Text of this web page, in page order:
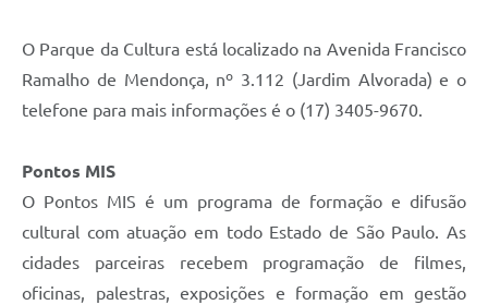
O Parque da Cultura está localizado na Avenida Francisco
Ramalho de Mendonça, nº 3.112 (Jardim Alvorada) e o
telefone para mais informações é o (17) 3405-9670.
Pontos MIS
O Pontos MIS é um programa de formação e difusão
cultural com atuação em todo Estado de São Paulo. As
cidades parceiras recebem programação de filmes,
oficinas, palestras, exposições e formação em gestão